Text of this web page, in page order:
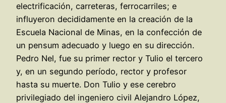
electrificación, carreteras, ferrocarriles; e
influyeron decididamente en la creación de la
Escuela Nacional de Minas, en la confección de
un pensum adecuado y luego en su dirección.
Pedro Nel, fue su primer rector y Tulio el tercero
y, en un segundo período, rector y profesor
hasta su muerte. Don Tulio y ese cerebro
privilegiado del ingeniero civil Alejandro López,